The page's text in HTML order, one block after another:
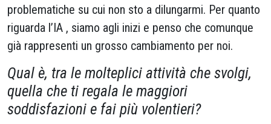
problematiche su cui non sto a dilungarmi. Per quanto
riguarda l’IA , siamo agli inizi e penso che comunque
già rappresenti un grosso cambiamento per noi.
Qual è, tra le molteplici attività che svolgi,
quella che ti regala le maggiori
soddisfazioni e fai più volentieri?